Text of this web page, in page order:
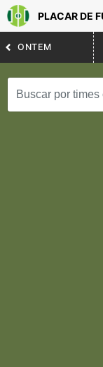
PLACAR DE
ONTEM